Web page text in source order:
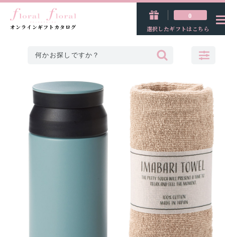
オンラインギフトカタログ
0
選択したギフトはこちら